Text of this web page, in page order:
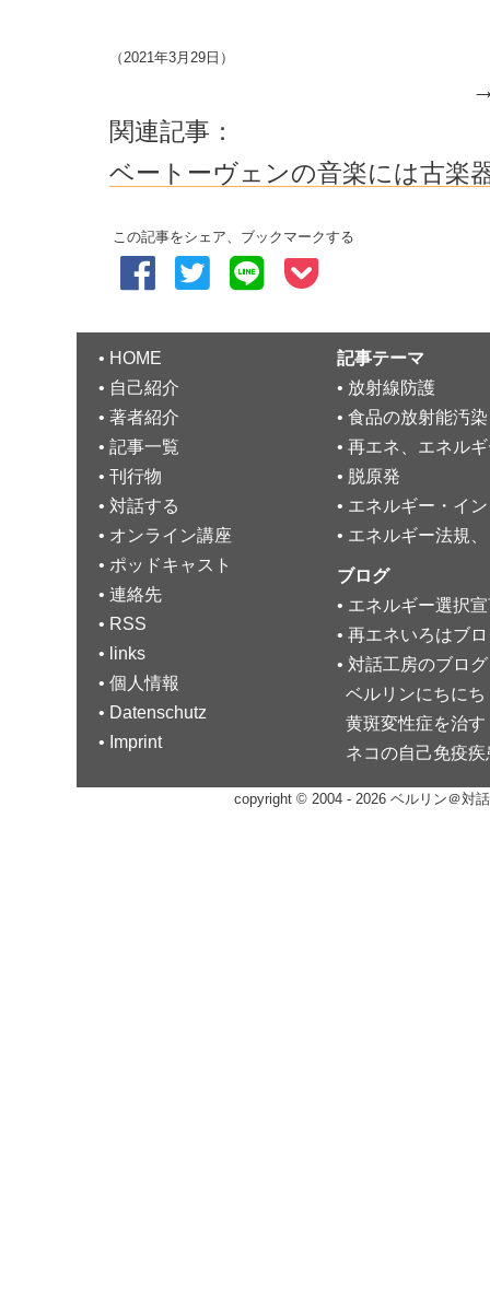
（2021年3月29日）
関連記事：
ベートーヴェンの音楽には古楽
この記事をシェア、ブックマークする